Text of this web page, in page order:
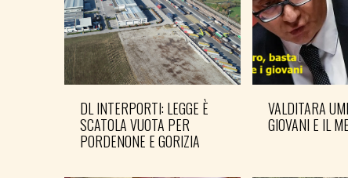
DL INTERPORTI: LEGGE È
SCATOLA VUOTA PER
PORDENONE E GORIZIA
VALDITARA
GIOVANI E IL